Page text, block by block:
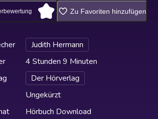
Zu Favoriten hinzufügen
Judith Hermann
4 Stunden 9 Minuten
Der Hörverlag
Ungekürzt
Hörbuch Download